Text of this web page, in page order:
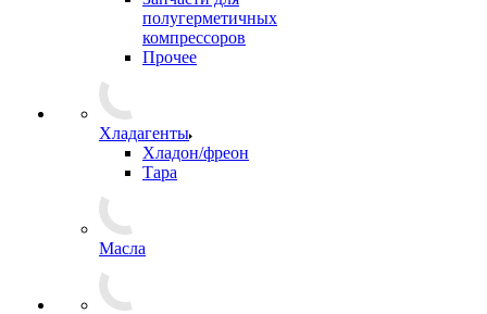
полугерметичных
компрессоров
Прочее
Хладагенты
Хладон/фреон
Тара
Масла